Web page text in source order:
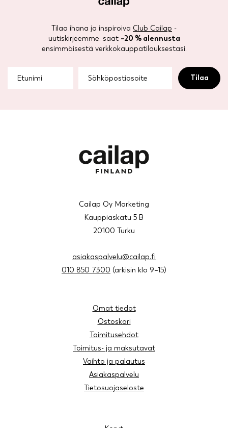
Tilaa ihana ja inspiroiva Club Cailap -
uutiskirjeemme, saat –20 % alennusta
ensimmäisestä verkkokauppatilauksestasi.
Cailap Oy Marketing
Kauppiaskatu 5 B
20100 Turku
asiakaspalvelu@cailap.fi
010 850 7300 (arkisin klo 9–15)
Omat tiedot
Ostoskori
Toimitusehdot
Toimitus- ja maksutavat
Vaihto ja palautus
Asiakaspalvelu
Tietosuojaseloste